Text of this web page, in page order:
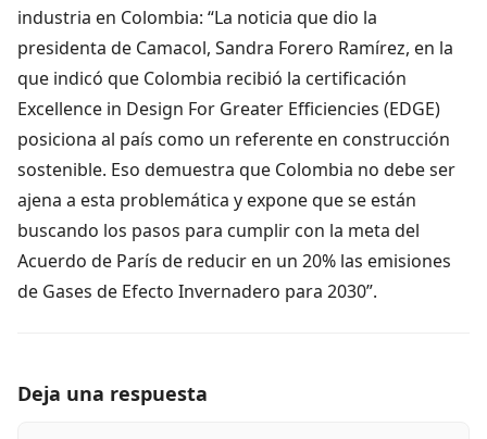
industria en Colombia: “La noticia que dio la
presidenta de Camacol, Sandra Forero Ramírez, en la
que indicó que Colombia recibió la certificación
Excellence in Design For Greater Efficiencies (EDGE)
posiciona al país como un referente en construcción
sostenible. Eso demuestra que Colombia no debe ser
ajena a esta problemática y expone que se están
buscando los pasos para cumplir con la meta del
Acuerdo de París de reducir en un 20% las emisiones
de Gases de Efecto Invernadero para 2030”.
Deja una respuesta